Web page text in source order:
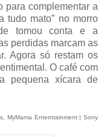
para complementar a
tudo mato” no morro
tomou conta e a
perdidas marcam as
Agora só restam os
O café com
pequena xícara de
Enterntainment | Sony